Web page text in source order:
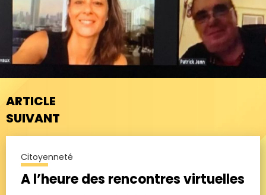
ARTICLE
SUIVANT
Citoyenneté
A l’heure des rencontres virtuelles